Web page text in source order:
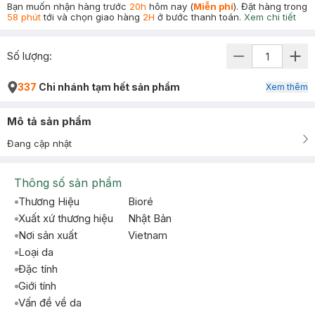
Bạn muốn nhận hàng trước 20h hôm nay (Miễn phí). Đặt hàng trong
58 phúttới và chọn giao hàng 2H ở bước thanh toán. Xem chi tiết
Số lượng:
337 Chi nhánh tạm hết sản phẩm Xem thêm
Mô tả sản phẩm
Đang cập nhật
Thông số sản phẩm
Thương Hiệu
Bioré
Xuất xứ thương hiệu
Nhật Bản
Nơi sản xuất
Vietnam
Loại da
Đặc tính
Giới tính
Vấn đề về da